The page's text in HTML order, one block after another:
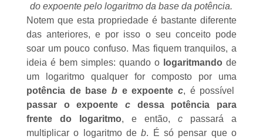
do expoente pelo logaritmo da base da potência.
Notem que esta propriedade é bastante diferente
das anteriores, e por isso o seu conceito pode
soar um pouco confuso. Mas fiquem tranquilos, a
ideia é bem simples: quando o logaritmando de
um logaritmo qualquer for composto por uma
potência de base be expoentec, é possível
passar o expoente c dessa potência para
frente do logaritmo, e então,c passará a
multiplicar o logaritmo deb. É só pensar que o